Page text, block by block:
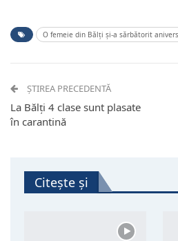
O femeie din Bălți și-a sărbătorit
ȘTIREA PRECEDENTĂ
La Bălți 4 clase sunt plasate
în carantină
Citește și